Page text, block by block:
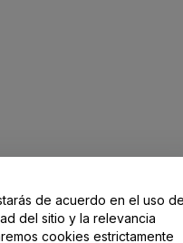
de acuerdo en el uso
del sitio y la relevancia
cookies estrictamente